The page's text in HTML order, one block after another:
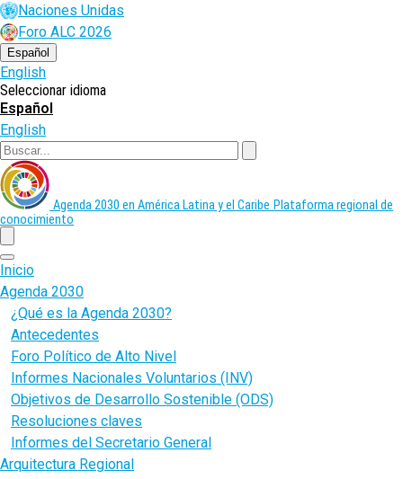
Pasar
al
contenido
principal
Naciones Unidas
Foro ALC 2026
Español
English
Seleccionar idioma
Español
English
Agenda 2030 en América Latina y el Caribe Plataforma regional de
conocimiento
menu
Inicio
Agenda 2030
¿Qué es la Agenda 2030?
Antecedentes
Foro Político de Alto Nivel
Informes Nacionales Voluntarios (INV)
Objetivos de Desarrollo Sostenible (ODS)
Resoluciones claves
Informes del Secretario General
Arquitectura Regional